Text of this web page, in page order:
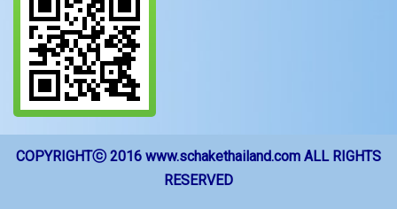
COPYRIGHTⓒ 2016 www.schakethailand.com ALL RIGHTS
RESERVED